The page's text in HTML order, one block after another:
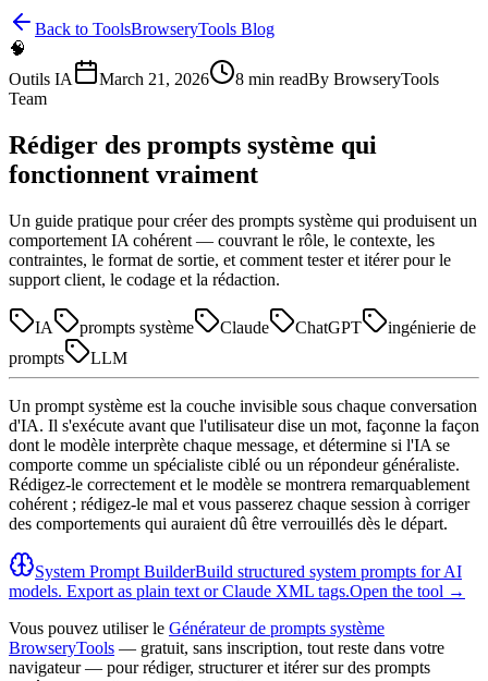
Back to ToolsBrowseryTools Blog
🧠
Outils IA
March 21, 2026 8 min readBy BrowseryTools
Team
Rédiger des prompts système qui
fonctionnent vraiment
Un guide pratique pour créer des prompts système qui produisent un
comportement IA cohérent — couvrant le rôle, le contexte, les
contraintes, le format de sortie, et comment tester et itérer pour le
support client, le codage et la rédaction.
IA prompts système Claude ChatGPT
ingénierie de
prompts
LLM
Un prompt système est la couche invisible sous chaque conversation
d'IA. Il s'exécute avant que l'utilisateur dise un mot, façonne la façon
dont le modèle interprète chaque message, et détermine si l'IA se
comporte comme un spécialiste ciblé ou un répondeur généraliste.
Rédigez-le correctement et le modèle se montrera remarquablement
cohérent ; rédigez-le mal et vous passerez chaque session à corriger
des comportements qui auraient dû être verrouillés dès le départ.
System Prompt BuilderBuild structured system prompts for AI
models. Export as plain text or Claude XML tags.Open the tool →
Vous pouvez utiliser le Générateur de prompts système
BrowseryTools — gratuit, sans inscription, tout reste dans votre
navigateur — pour rédiger, structurer et itérer sur des prompts